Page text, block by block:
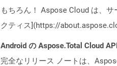
もちろん！ Aspose Cloud は、
クティス](https://
Android の Aspose.Total Cloud
完全なリリース ノートは、